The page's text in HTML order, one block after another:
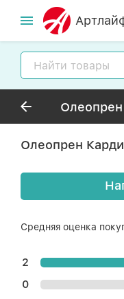
Олеопрен
Средняя оценка
2
0